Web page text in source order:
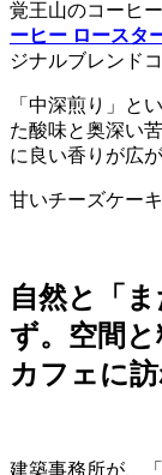
覚王山のコーヒ
ーヒー ロースタ
ジナルブレンドコ
「中深煎り」と
た酸味と奥深い
に良い香りが広が
甘いチーズケー
自然と「
ず。空間
カフェに
建築事務所が、